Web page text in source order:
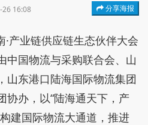
26 16:08 分享海报
·产业链供应链生态伙伴大会
中国物流与采购联合会、山
山东港口陆海国际物流集团
协办，以“陆海通天下，产
建国际物流大通道，推进